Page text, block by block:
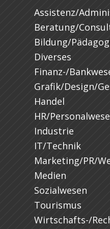
Assistenz/
Beratung/
Bildung/
Diverses
Finanz-/
Grafik/Design/
Handel
HR/
Industrie
IT/Technik
Marketing/PR/
Medien
Sozialwesen
Tourismus
Wirtschafts-/